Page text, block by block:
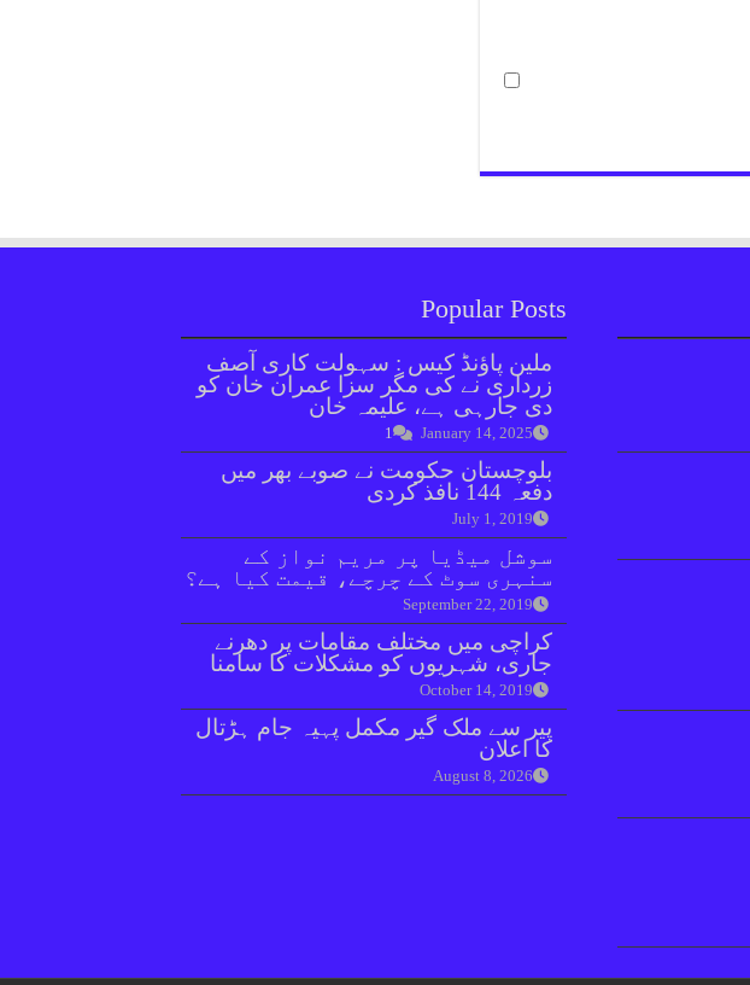
Popular Posts
ملین پاؤنڈ کیس : سہولت کاری آصف
زرداری نے کی مگر سزا عمران خان کو
دی جارہی ہے، علیمہ خان
January 14, 2025
1
بلوچستان حکومت نے صوبے بھر میں
دفعہ 144 نافذ کردی
July 1, 2019
سوشل میڈیا پر مریم نواز کے
سنہری سوٹ کے چرچے، قیمت کیا ہے؟
September 22, 2019
کراچی میں مختلف مقامات پر دھرنے
جاری، شہریوں کو مشکلات کا سامنا
October 14, 2019
پیر سے ملک گیر مکمل پہیہ جام ہڑتال
کا اعلان
August 8, 2026